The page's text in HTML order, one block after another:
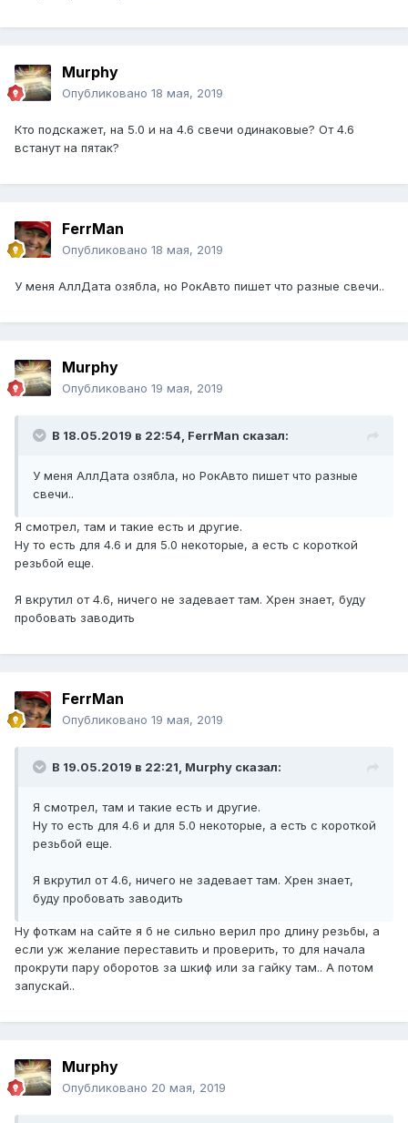
Murphy
Опубликовано 18 мая, 2019
Кто подскажет, на 5.0 и на 4.6 свечи одинаковые? От 4.6
встанут на пятак?
FerrMan
Опубликовано 18 мая, 2019
У меня АллДата озябла, но РокАвто пишет что разные свечи..
Murphy
Опубликовано 19 мая, 2019
В 18.05.2019 в 22:54, FerrMan сказал:
У меня АллДата озябла, но РокАвто пишет что разные
свечи..
Я смотрел, там и такие есть и другие.
Ну то есть для 4.6 и для 5.0 некоторые, а есть с короткой
резьбой еще.
Я вкрутил от 4.6, ничего не задевает там. Хрен знает, буду
пробовать заводить
FerrMan
Опубликовано 19 мая, 2019
В 19.05.2019 в 22:21, Murphy сказал:
Я смотрел, там и такие есть и другие.
Ну то есть для 4.6 и для 5.0 некоторые, а есть с короткой
резьбой еще.
Я вкрутил от 4.6, ничего не задевает там. Хрен знает,
буду пробовать заводить
Ну фоткам на сайте я б не сильно верил про длину резьбы, а
если уж желание переставить и проверить, то для начала
прокрути пару оборотов за шкиф или за гайку там.. А потом
запускай..
Murphy
Опубликовано 20 мая, 2019